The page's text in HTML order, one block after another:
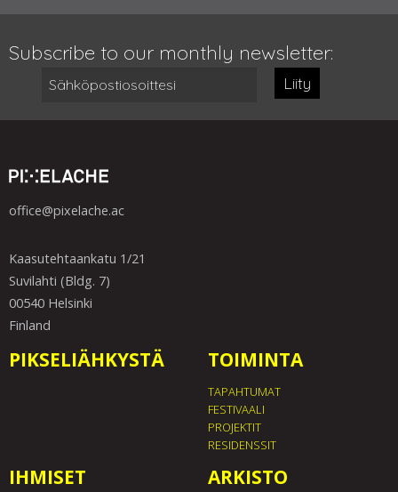
Subscribe to our monthly newsletter:
Liity
office@pixelache.ac
Kaasutehtaankatu 1/21
Suvilahti (Bldg. 7)
00540 Helsinki
Finland
PIKSELIÄHKYSTÄ TOIMINTA
TAPAHTUMAT
FESTIVAALI
PROJEKTIT
RESIDENSSIT
IHMISET ARKISTO